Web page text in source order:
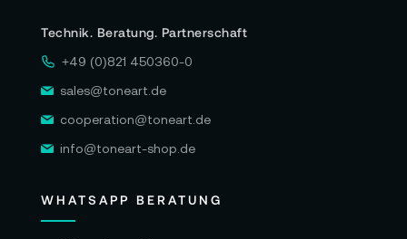
Technik. Beratung. Partnerschaft
+49 (0)821 450360-0
sales@toneart.de
cooperation@toneart.de
info@toneart-shop.de
WHATSAPP BERATUNG